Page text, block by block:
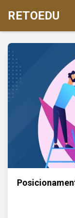
RETOEDU